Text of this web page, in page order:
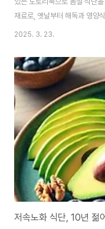
재료로, 옛날부터 해독과 영양
식이섬유가 풍부해 다이어트
고 함께 먹으면 더 맛있는 음식
누구나 쉽게 따라 할 수 있어
1작은술참기름 약간 (선택)도
묵이다!만드는 법:볼에 도토리
넣고 냄비에 부은 ..
2025. 3. 23.
저속노화 식단, 10년 젊